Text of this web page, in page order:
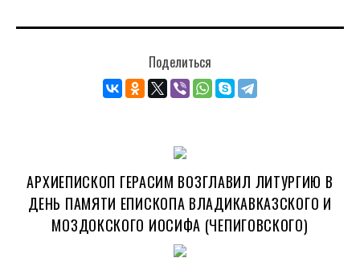
Поделиться
АРХИЕПИСКОП ГЕРАСИМ ВОЗГЛАВИЛ ЛИТУРГИЮ В
ДЕНЬ ПАМЯТИ ЕПИСКОПА ВЛАДИКАВКАЗСКОГО И
МОЗДОКСКОГО ИОСИФА (ЧЕПИГОВСКОГО)